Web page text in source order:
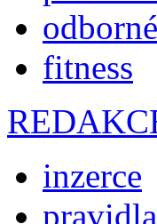
fitness
inzerce